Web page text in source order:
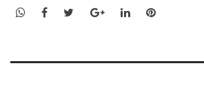
WhatsApp
Facebook
TwitterGoogle+LinkedInPinterest